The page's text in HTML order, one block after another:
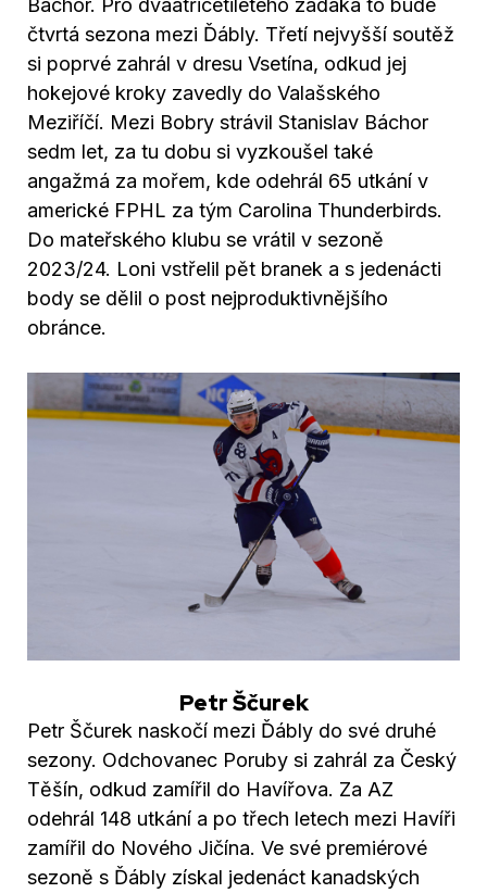
čtvrtá sezona mezi Ďábly. Třetí nejvyšší soutěž
si poprvé zahrál v dresu Vsetína, odkud jej
hokejové kroky zavedly do Valašského
Meziříčí. Mezi Bobry strávil Stanislav Báchor
sedm let, za tu dobu si vyzkoušel také
angažmá za mořem, kde odehrál 65 utkání v
americké FPHL za tým Carolina Thunderbirds.
Do mateřského klubu se vrátil v sezoně
2023/24. Loni vstřelil pět branek a s jedenácti
body se dělil o post nejproduktivnějšího
obránce.
Petr Ščurek
Petr Ščurek naskočí mezi Ďábly do své druhé
sezony. Odchovanec Poruby si zahrál za Český
Těšín, odkud zamířil do Havířova. Za AZ
odehrál 148 utkání a po třech letech mezi Havíři
zamířil do Nového Jičína. Ve své premiérové
sezoně s Ďábly získal jedenáct kanadských